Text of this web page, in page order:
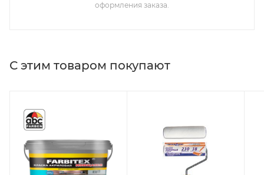
оформления заказа.
С этим товаром покупают